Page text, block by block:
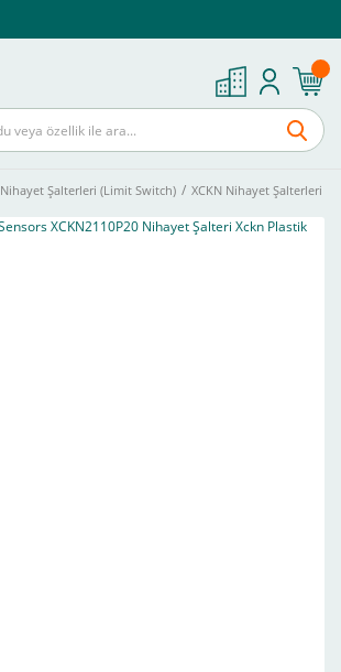
Nihayet Şalterleri (Limit Switch) XCKN Nihayet Şalterleri